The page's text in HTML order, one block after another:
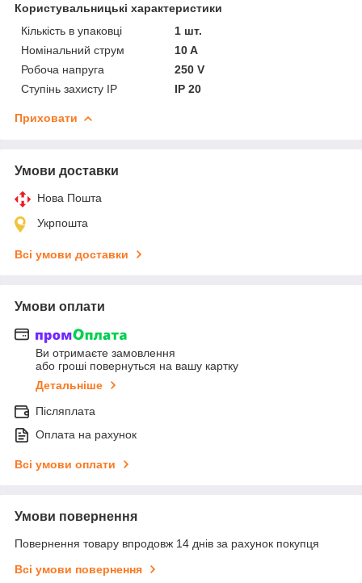
Користувальницькі характеристики
Кількість в упаковці
1 шт.
Номінальний струм
10 A
Робоча напруга
250 V
Ступінь захисту IP
IP 20
Приховати
Умови доставки
Нова Пошта
Укрпошта
Всі умови доставки
Умови оплати
Ви отримаєте замовлення
або гроші повернуться на вашу картку
Детальніше
Післяплата
Оплата на рахунок
Всі умови оплати
Умови повернення
Повернення товару впродовж 14 днів за рахунок покупця
Всі умови повернення